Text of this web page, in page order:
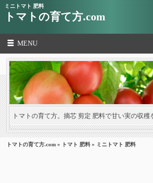
ミニトマト 肥料
トマトの育て方.com
MENU
トマトの育て方。摘芯 剪定 肥料で甘い実の収穫
トマトの育て方.com » トマト 肥料 » ミニトマト 肥料